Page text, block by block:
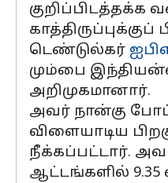
டெண்டுல்கர்
மும்பை
அறிமுகமானார்.
அவர் நான்கு
விளையாடிய
நீக்கப்பட்டார்.
ஆட்டங்களில் 9.35